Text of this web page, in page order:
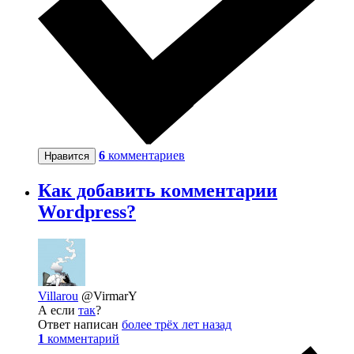
Нравится 6 комментариев
Как добавить комментарии
Wordpress?
Villarou @VirmarY
А если так?
Ответ написан более трёх лет назад
1 комментарий